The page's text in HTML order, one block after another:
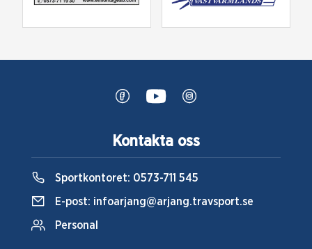
Kontakta oss
Sportkontoret: 0573-711 545
E-post: infoarjang@arjang.travsport.se
Personal